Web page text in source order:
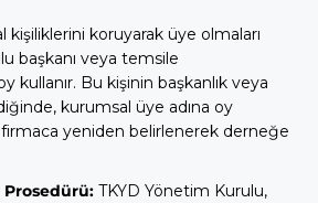
kişiliklerini koruyarak üye olmaları
başkanı veya temsile
kullanır. Bu kişinin başkanlık veya
kurumsal üye adına oy
yeniden belirlenerek derneğe
Prosedürü: TKYD Yönetim Kurulu,